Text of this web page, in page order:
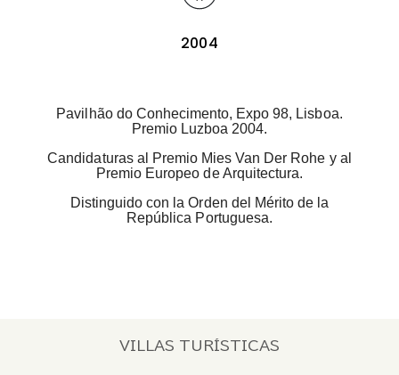
2004
Pavilhão do Conhecimento, Expo 98, Lisboa.
Premio Luzboa 2004.
Candidaturas al Premio Mies Van Der Rohe y al
Premio Europeo de Arquitectura.
Distinguido con la Orden del Mérito de la
República Portuguesa.
VILLAS TURÍSTICAS